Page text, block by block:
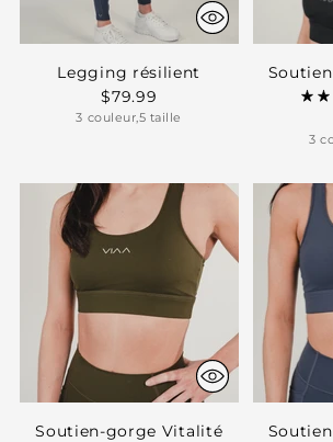
Legging résilient
$79.99
3 couleur,5 taille
3
Soutien-gorge Vitalité